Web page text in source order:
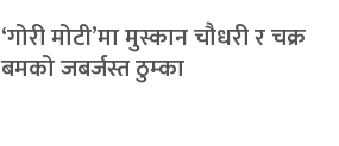
‘गोरी मोटी’मा मुस्कान चौधरी र चक्र
बमको जबर्जस्त ठुम्का